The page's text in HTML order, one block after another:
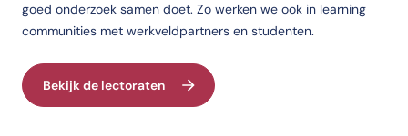
goed onderzoek samen doet. Zo werken we ook in learning
communities met werkveldpartners en studenten.
Bekijk de lectoraten